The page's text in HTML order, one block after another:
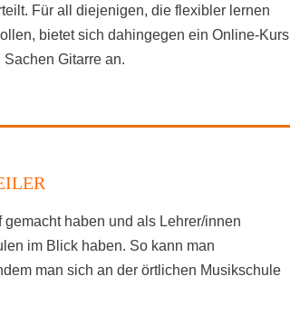
Für all diejenigen, die flexibler lernen
bietet sich dahingegen ein Online-Kurs
Sachen Gitarre an.
haben und als Lehrer/innen
im Blick haben. So kann man
man sich an der örtlichen Musikschule